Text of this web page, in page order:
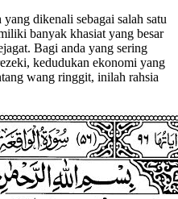
dikenali sebagai salah satu
banyak khasiat yang besar
Bagi anda yang sering
kedudukan ekonomi yang
wang ringgit, inilah rahsia